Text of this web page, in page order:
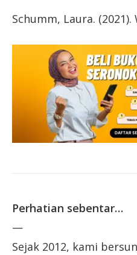
Schumm, Laura.
Perhatian sebentar…
—
Sejak 2012, kami